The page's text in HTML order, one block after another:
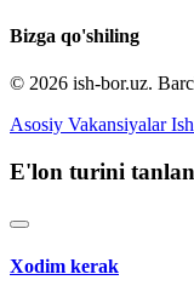
Bizga qo'shiling
© 2026 ish-bor.uz.
Asosiy Vakansiyalar
E'lon turini
Xodim kerak